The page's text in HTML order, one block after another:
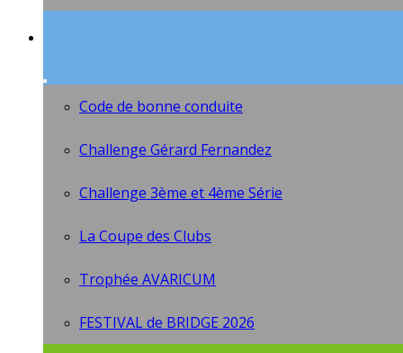
Code de bonne conduite
Challenge Gérard Fernandez
Challenge 3ème et 4ème Série
La Coupe des Clubs
Trophée AVARICUM
FESTIVAL de BRIDGE 2026